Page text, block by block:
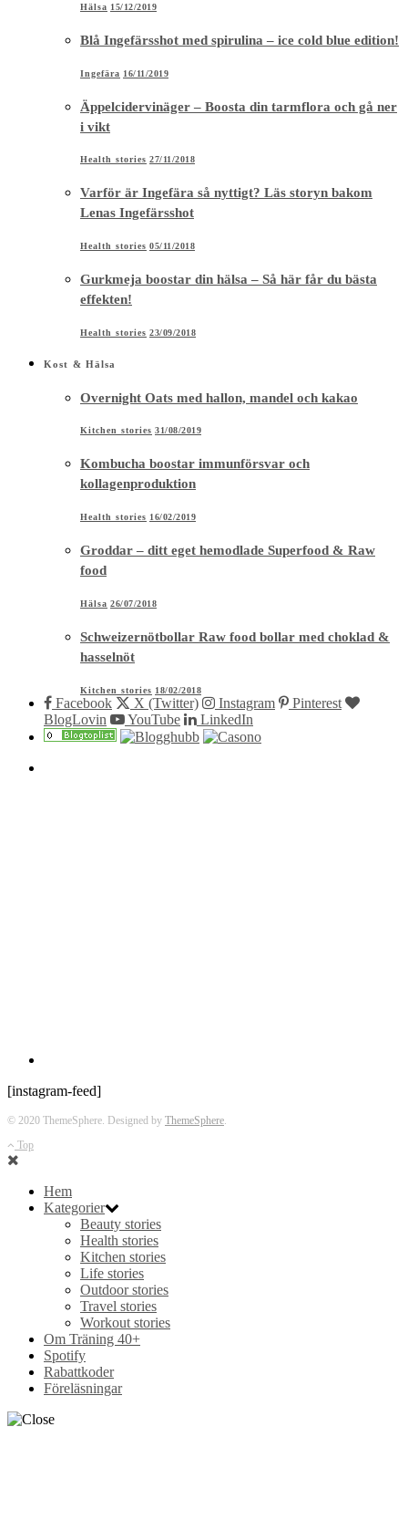
Hälsa 15/12/2019
Blå Ingefärsshot med spirulina – ice cold blue edition!
Ingefära 16/11/2019
Äppelcidervinäger – Boosta din tarmflora och gå ner
i vikt
Health stories 27/11/2018
Varför är Ingefära så nyttigt? Läs storyn bakom
Lenas Ingefärsshot
Health stories 05/11/2018
Gurkmeja boostar din hälsa – Så här får du bästa
effekten!
Health stories 23/09/2018
Kost & Hälsa
Overnight Oats med hallon, mandel och kakao
Kitchen stories 31/08/2019
Kombucha boostar immunförsvar och
kollagenproduktion
Health stories 16/02/2019
Groddar – ditt eget hemodlade Superfood & Raw
food
Hälsa 26/07/2018
Schweizernötbollar Raw food bollar med choklad &
hasselnöt
Kitchen stories 18/02/2018
Facebook X (Twitter) Instagram
Pinterest
BlogLovin
YouTube LinkedIn
[instagram-feed]
© 2020 ThemeSphere. Designed by ThemeSphere.
Top
Hem
Kategorier
Beauty stories
Health stories
Kitchen stories
Life stories
Outdoor stories
Travel stories
Workout stories
Om Träning 40+
Spotify
Rabattkoder
Föreläsningar